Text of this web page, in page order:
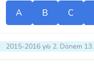
A B C
2015-2016 yılı 2. Dönem